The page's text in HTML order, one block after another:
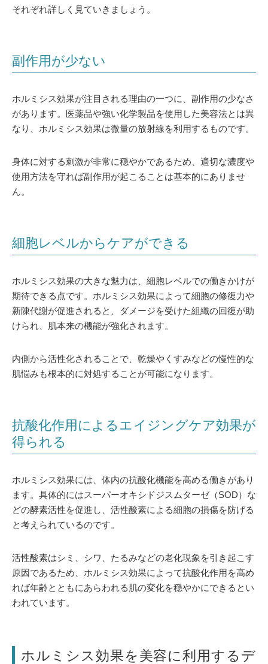
それぞれ詳しく見ていきましょう。
副作用が少ない
ホルミシス効果が注目される理由の一つに、副作用の少なさ
があります。医薬品や強い化学製品を使用した美容法とは異
なり、ホルミシス効果は微量の放射線を利用するものです。
身体に対する刺激が非常に穏やかであるため、適切な濃度や
使用方法を守れば副作用が起こることは基本的にありませ
ん。
細胞レベルからケアができる
ホルミシス効果の大きな魅力は、細胞レベルでの働きかけが
期待できる点です。ホルミシス効果によって細胞の修復力や
新陳代謝が促進されると、ダメージを受けた組織の回復が助
けられ、肌本来の機能が強化されます。
内側から活性化されることで、乾燥やくすみなどの慢性的な
肌悩みも根本的に対処することが可能になります。
抗酸化作用によるエイジングケア効果が
得られる
ホルミシス効果には、体内の抗酸化機能を高める働きがあり
ます。具体的にはスーパーオキシドジスムターゼ（SOD）な
どの酵素活性を促進し、活性酸素による細胞の損傷を防げる
と考えられているのです。
活性酸素はシミ、シワ、たるみなどの老化現象を引き起こす
原因であるため、ホルミシス効果によって抗酸化作用を高め
れば年齢とともにあらわれる肌の変化を穏やかにできるとい
われています。
ホルミシス効果を美容に利用するデ